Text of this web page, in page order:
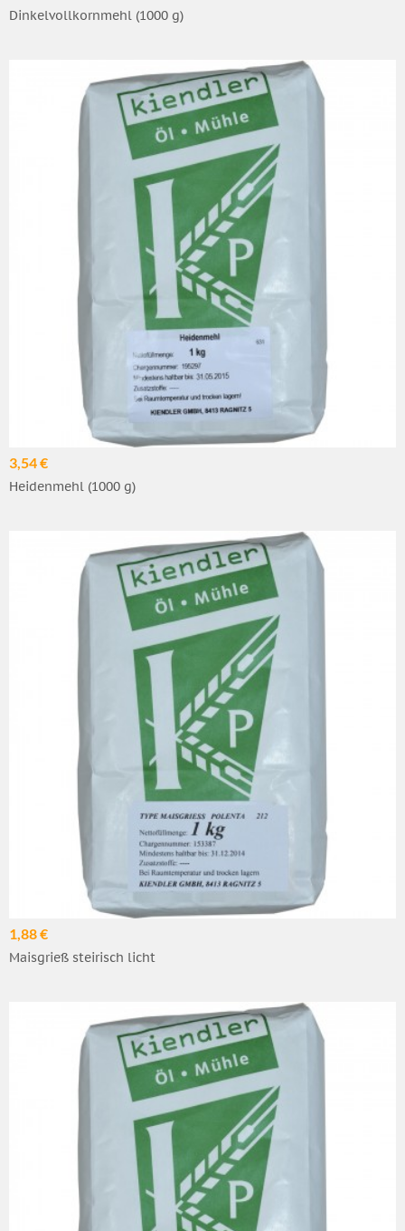
Dinkelvollkornmehl (1000 g)
3,54 €
Heidenmehl (1000 g)
1,88 €
Maisgrieß steirisch licht